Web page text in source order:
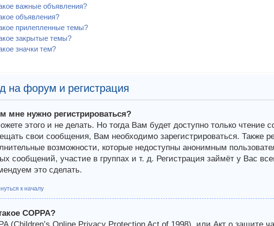
важные объявления?
объявления?
прилепленные темы?
закрытые темы?
значки тем?
на форум и регистрация
мне нужно регистрироваться?
этого и не делать. Но тогда Вам будет доступно только чтение
свои сообщения, Вам необходимо зарегистрироваться. Также
возможности, которые недоступны анонимным
сообщений, участие в группах и т. д. Регистрация займёт у Вас
это сделать.
к началу
COPPA?